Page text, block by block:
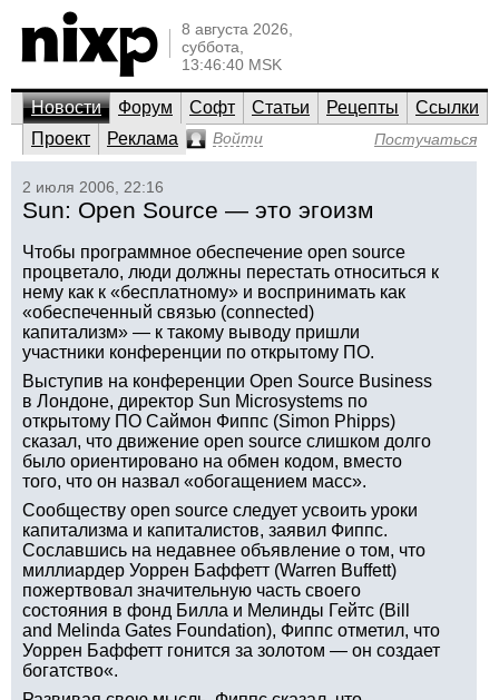
8 августа 2026,
суббота,
13:46:40 MSK
Новости Форум Софт Статьи Рецепты
Ссылки
Проект
Реклама Войти Постучаться
2 июля 2006, 22:16
Sun: Open Source — это эгоизм
Чтобы программное обеспечение open source
процветало, люди должны перестать относиться к
нему как к «бесплатному» и воспринимать как
«обеспеченный связью (connected)
капитализм» — к такому выводу пришли
участники конференции по открытому ПО.
Выступив на конференции Open Source Business
в Лондоне, директор Sun Microsystems по
открытому ПО Саймон Фиппс (Simon Phipps)
сказал, что движение open source слишком долго
было ориентировано на обмен кодом, вместо
того, что он назвал «обогащением масс».
Сообществу open source следует усвоить уроки
капитализма и капиталистов, заявил Фиппс.
Сославшись на недавнее объявление о том, что
миллиардер Уоррен Баффетт (Warren Buffett)
пожертвовал значительную часть своего
состояния в фонд Билла и Мелинды Гейтс (Bill
and Melinda Gates Foundation), Фиппс отметил, что
Уоррен Баффетт гонится за золотом — он создает
богатство«.